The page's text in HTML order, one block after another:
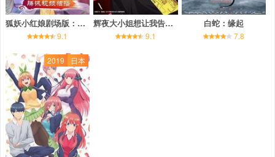
狐妖小红娘剧场版：竹业篇
9.1
辉夜大小姐想让我告白：天才们的恋爱头脑战
9.1
白蛇：缘起
7.8
2019 日本